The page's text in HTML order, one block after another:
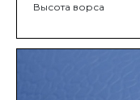
Высота ворса